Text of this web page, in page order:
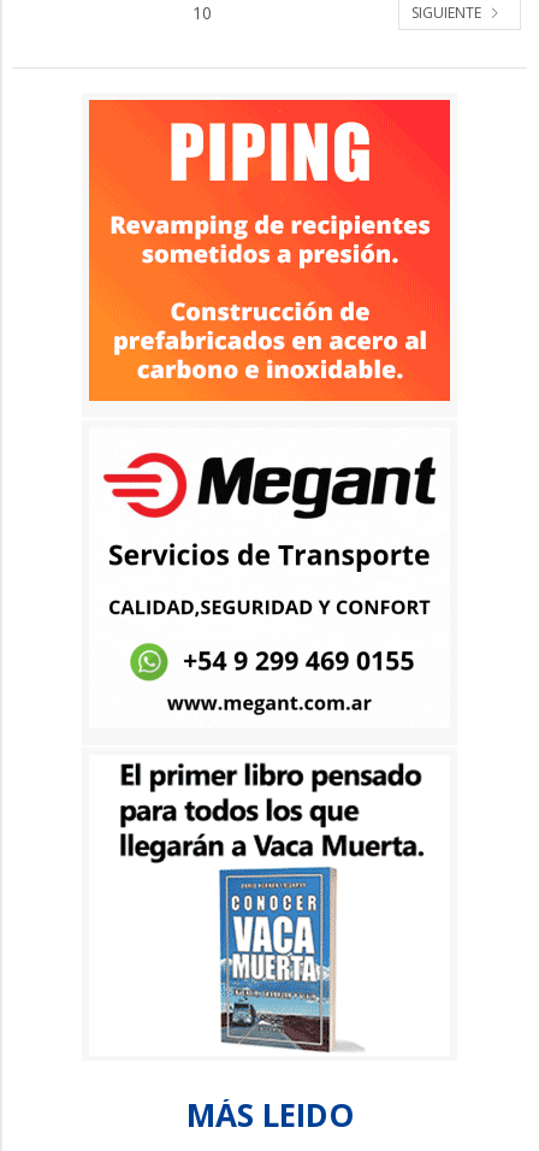
10
SIGUIENTE
MÁS LEIDO